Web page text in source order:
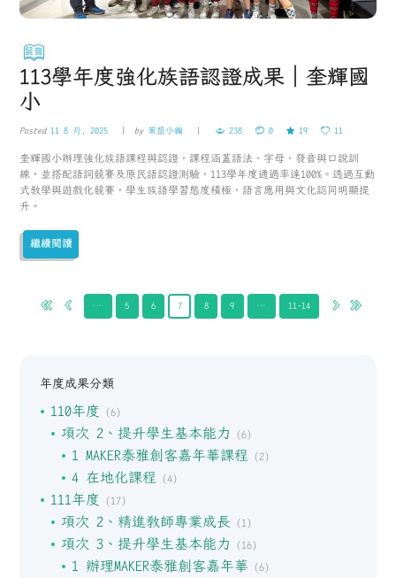
113學年度強化族語認證成果｜奎輝國
小
Posted 11 8 月, 2025 by 策盟小編 238 0 19 11
奎輝國小辦理強化族語課程與認證，課程涵蓋語法、字母、發音與口說訓
練，並搭配語詞競賽及原民語認證測驗，113學年度通過率達100%。透過互動
式教學與遊戲化競賽，學生族語學習態度積極，語言應用與文化認同明顯提
升。
繼續閱讀
… 5 6 7 8 9 … 11-14
年度成果分類
110年度 (6)
項次 2、提升學生基本能力 (6)
1 MAKER泰雅創客嘉年華課程 (2)
4 在地化課程 (4)
111年度 (17)
項次 2、精進教師專業成長 (1)
項次 3、提升學生基本能力 (16)
1 辦理MAKER泰雅創客嘉年華 (6)